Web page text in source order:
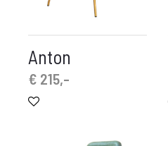
Anton
€ 215,-